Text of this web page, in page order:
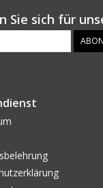
Sie sich für